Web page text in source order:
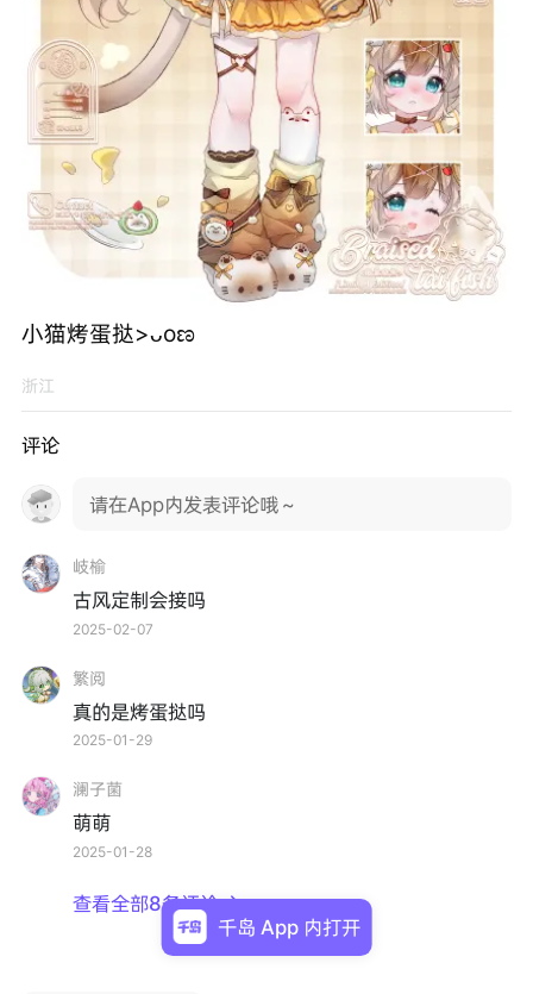
小猫烤蛋挞>ᴗoಣ
浙江
评论
请在App内发表评论哦～
岐榆
古风定制会接吗
2025-02-07
繁阅
真的是烤蛋挞吗
2025-01-29
澜子菌
萌萌
2025-01-28
查看全部8条评论 
千岛 App 内打开